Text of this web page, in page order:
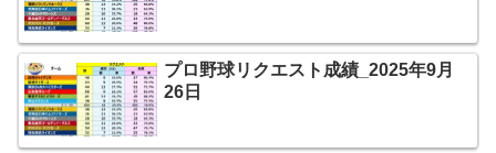
プロ野球リクエスト成績_2025年9月
26日